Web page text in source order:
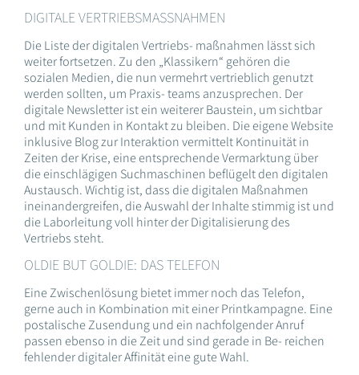
DIGITALE VERTRIEBSMASSNAHMEN
Die Liste der digitalen Vertriebs- maßnahmen lässt sich
weiter fortsetzen. Zu den „Klassikern“ gehören die
sozialen Medien, die nun vermehrt vertrieblich genutzt
werden sollten, um Praxis- teams anzusprechen. Der
digitale Newsletter ist ein weiterer Baustein, um sichtbar
und mit Kunden in Kontakt zu bleiben. Die eigene Website
inklusive Blog zur Interaktion vermittelt Kontinuität in
Zeiten der Krise, eine entsprechende Vermarktung über
die einschlägigen Suchmaschinen beflügelt den digitalen
Austausch. Wichtig ist, dass die digitalen Maßnahmen
ineinandergreifen, die Auswahl der Inhalte stimmig ist und
die Laborleitung voll hinter der Digitalisierung des
Vertriebs steht.
OLDIE BUT GOLDIE: DAS TELEFON
Eine Zwischenlösung bietet immer noch das Telefon,
gerne auch in Kombination mit einer Printkampagne. Eine
postalische Zusendung und ein nachfolgender Anruf
passen ebenso in die Zeit und sind gerade in Be- reichen
fehlender digitaler Affinität eine gute Wahl.